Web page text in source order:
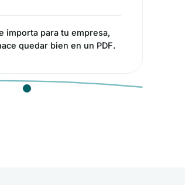
importa para tu empresa,
quedar bien en un PDF.